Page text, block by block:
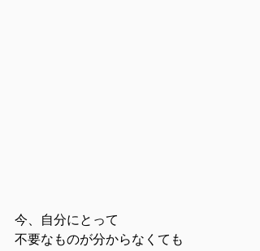
今、自分にとって
不要なものが分からなくても